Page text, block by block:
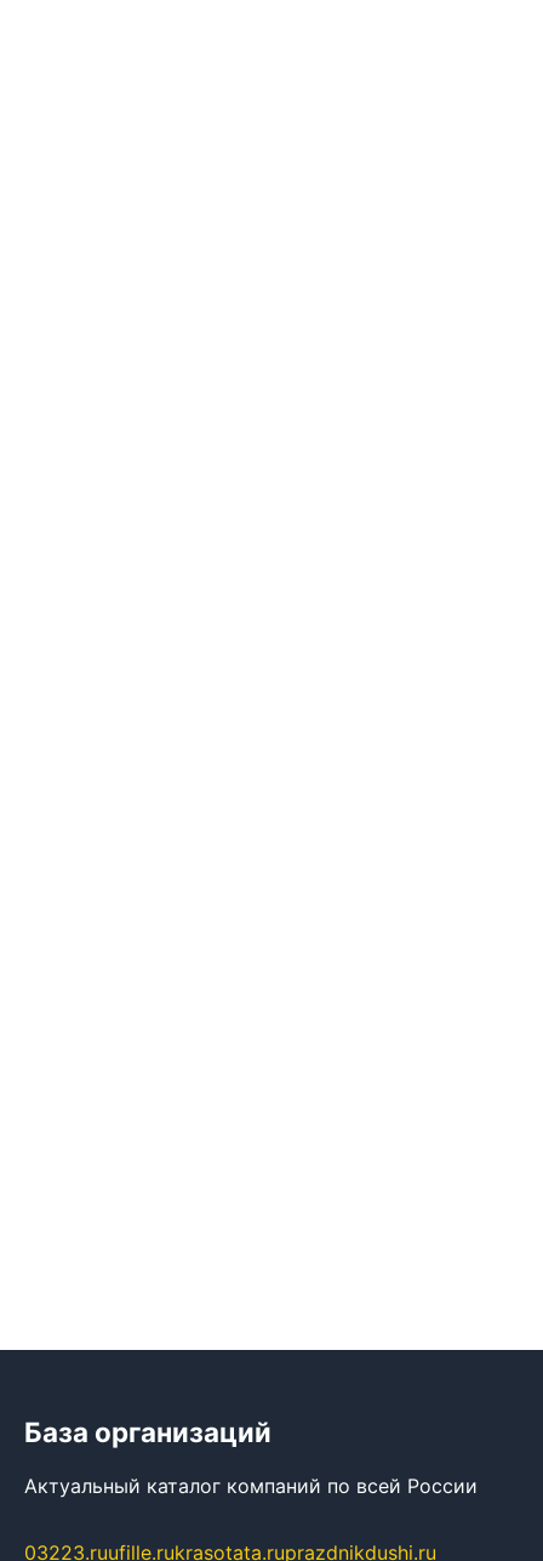
База организаций
Актуальный каталог компаний по всей России
03223.ruufille.rukrasotata.ruprazdnikdushi.ru